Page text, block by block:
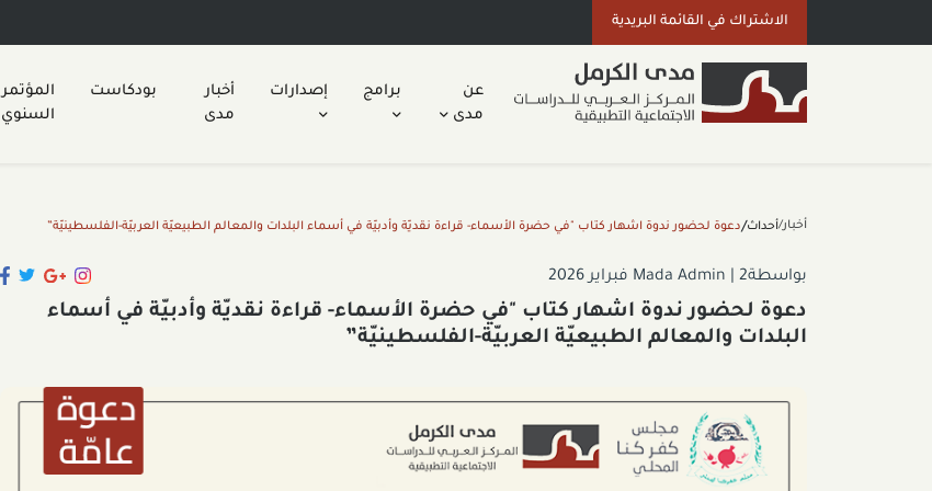
الاشتراك في القائمة البريدية
عن
مدى
برامج إصدارات
أخبار
مدى
بودكاست
المؤتمر
السنوي
أخبار/أحداث/دعوة لحضور ندوة اشهار كتاب "في حضرة الأسماء- قراءة نقديّة وأدبيّة في أسماء البلدات والمعالم الطبيعيّة العربيّة-الفلسطينيّة”
بواسطةMada Admin2 فبراير 2026
دعوة لحضور ندوة اشهار كتاب "في حضرة الأسماء- قراءة نقديّة وأدبيّة في أسماء
البلدات والمعالم الطبيعيّة العربيّة-الفلسطينيّة”